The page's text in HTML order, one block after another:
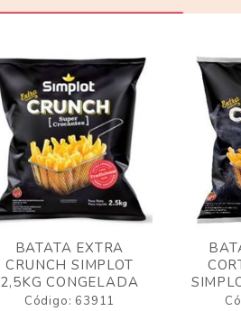
BATATA EXTRA
CRUNCH SIMPLOT
2,5KG CONGELADA
Código: 63911